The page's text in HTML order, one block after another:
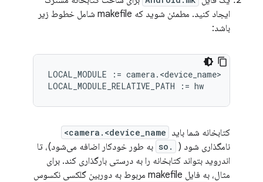
ایجاد کنید. مطمئن شوید که makefile شامل خطوط زیر
باشد:
LOCAL_MODULE := camera.<device_name>
کتابخانه شما باید camera.<device_name>
نامگذاری شود ( .so
به طور خودکار اضافه می‌شود)، تا
اندروید بتواند کتابخانه را به درستی بارگذاری کند. برای
مثال، به فایل makefile مربوط به دوربین گلکسی نکسوس